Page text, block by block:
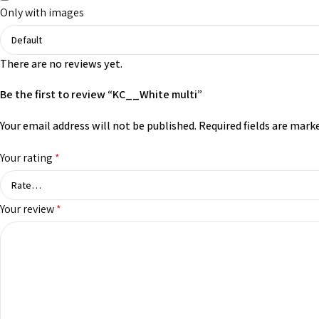
Only with images
There are no reviews yet.
Be the first to review “KC__White multi”
Your email address will not be published. Required fields are
Your rating *
Your review*